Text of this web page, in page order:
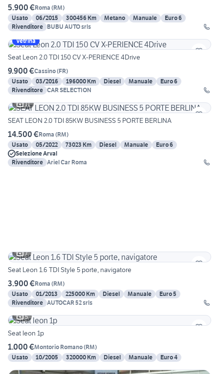
5.900 €Roma (RM)
Usato
06/2015 300456 Km Metano Manuale
Euro 6
Rivenditore BUBU AUTO srls
Vetrina
Seat Leon 2.0 TDI 150 CV X-PERIENCE 4Drive
9.900 €Cassino(FR)
Usato
03/2016 196000 Km Diesel Manuale
Euro 6
Rivenditore CAR SELECTION
11
SEAT LEON 2.0 TDI 85KW BUSINESS 5 PORTE BERLINA
14.500 €Roma (RM)
Usato
05/2022 73023 Km Diesel Manuale
Euro 6
Selezione Arval
Rivenditore Ariel Car Roma
7
Seat Leon 1.6 TDI Style 5 porte, navigatore
3.900 €Roma (RM)
Usato
01/2013 225000 Km Diesel Manuale
Euro 5
Rivenditore AUTOCAR 52 srls
5
Seat leon 1p
1.000 €Montorio Romano(RM)
Usato
10/2005 320000 Km Diesel Manuale Euro 4